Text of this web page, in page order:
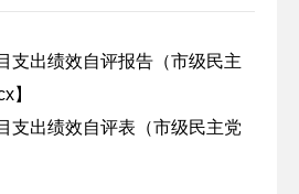
支出绩效自评报告（市级民主
】
支出绩效自评表（市级民主党